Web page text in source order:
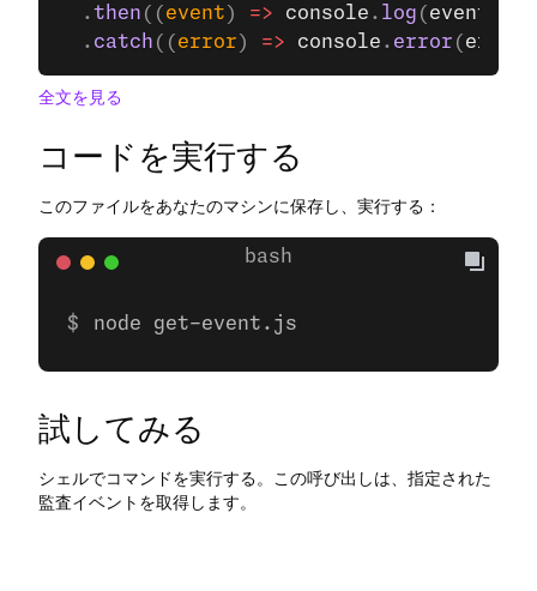
  .
then (( event ) => console . log ( event
  .
catch (( error ) => console . error ( error
全文を見る
コードを実行する
このファイルをあなたのマシンに保存し、実行する：
node get-event.js
試してみる
シェルでコマンドを実行する。この呼び出しは、指定された
監査イベントを取得します。